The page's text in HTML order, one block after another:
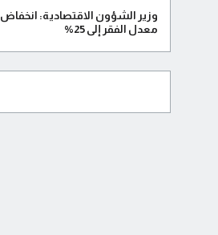
وزير الشؤون الاقتصادية: انخفاض
معدل الفقر إلى 25%